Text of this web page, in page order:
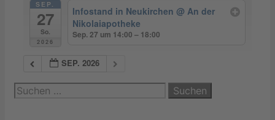
SEP.
27
So.
2026
Infostand in Neukirchen @ An der
Nikolaiapotheke
Sep. 27 um 14:00 – 18:00
SEP. 2026
Suchen
nach: